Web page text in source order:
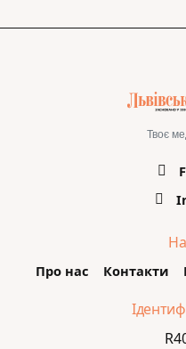
Твоє
Про нас Контакти